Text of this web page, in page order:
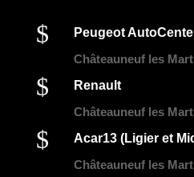
$
Peugeot
Châteauneuf les
$
Renault
Châteauneuf les
$
Acar13 (Ligier et
Châteauneuf les